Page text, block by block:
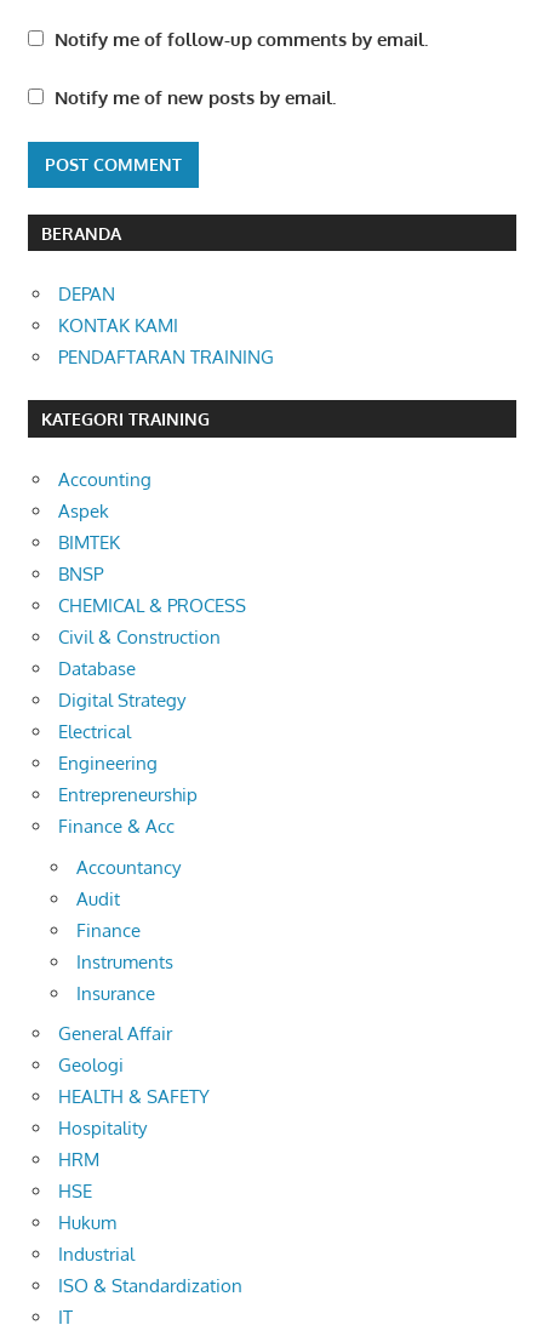
Notify me of follow-up comments by email.
Notify me of new posts by email.
BERANDA
DEPAN
KONTAK KAMI
PENDAFTARAN TRAINING
KATEGORI TRAINING
Accounting
Aspek
BIMTEK
BNSP
CHEMICAL & PROCESS
Civil & Construction
Database
Digital Strategy
Electrical
Engineering
Entrepreneurship
Finance & Acc
Accountancy
Audit
Finance
Instruments
Insurance
General Affair
Geologi
HEALTH & SAFETY
Hospitality
HRM
HSE
Hukum
Industrial
ISO & Standardization
IT